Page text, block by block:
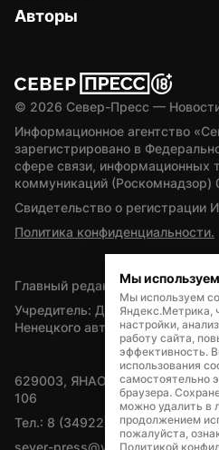
Авторы
© 2026 Север-Пресс —
Информационное агентство
зарегистрировано в
сфере связи, информационных
коммуникаций (Роскомнадзор)
Свидетельство о
Политика конфиденциальности.
Главный редактор — А.Л.
Учредитель: Департамент
Ненецкого автономного округа
629003, ЯНАО, Салехард, мкр.
106
Тел.: 8 (34922) 71262
sever-press@yamal-media.ru
Мы
Мы используем
Яндекс.Метрика,
настройки,
работу сайта,
эффективность.
использования
самостоятельно
браузера.
можно удалить в
продолжением
пожалуйста,
Политикой